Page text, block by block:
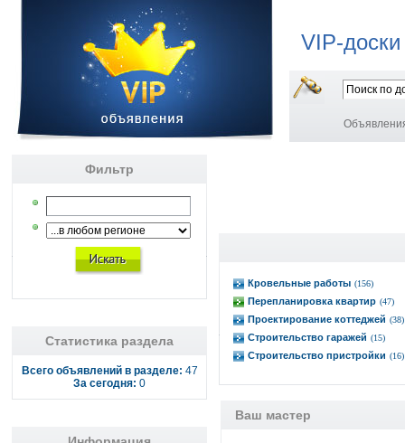
VIP-
Фильтр
Статистика раздела
Всего объявлений в разделе: 47
За сегодня: 0
Кровельные работы (156)
Перепланировка квартир (47)
Проектирование коттеджей (38)
Строительство гаражей (15)
Строительство пристройки (16)
Ваш мастер